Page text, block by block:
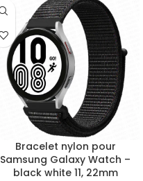
Bracelet nylon pour
Samsung Galaxy Watch –
black white 11, 22mm